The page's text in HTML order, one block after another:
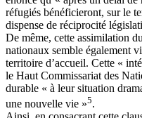
réfugiés bénéficieront, sur le
dispense de réciprocité
De même, cette assimilation
nationaux semble également
territoire d’accueil. Cette «
le Haut Commissariat des
durable « à leur situation
une nouvelle vie »5.